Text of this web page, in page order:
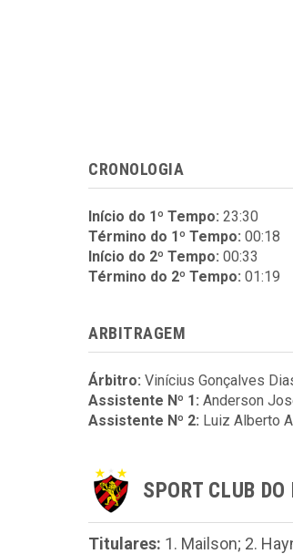
CRONOLOGIA
Início do 1º Tempo: 23:30
Término do 1º Tempo: 00:18
Início do 2º Tempo: 00:33
Término do 2º Tempo: 01:19
ARBITRAGEM
Árbitro: Vinícius Gonçalves
Assistente Nº 1: Anderson
Assistente Nº 2: Luiz Alberto
SPORT CLUB DO
Titulares: 1. Mailson; 2.